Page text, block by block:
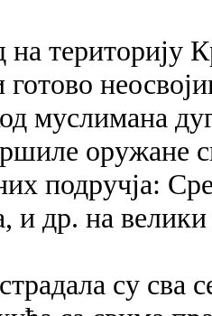
територију
готово
муслимана
оружане
подручја:
и др. на
су сва